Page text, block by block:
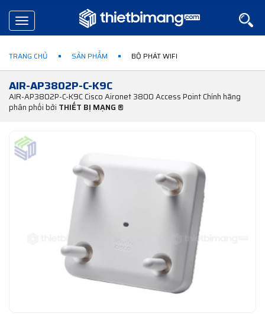
Toggle
navigation
TRANG CHỦ SẢN PHẨM BỘ PHÁT WIFI
AIR-AP3802P-C-K9C
AIR-AP3802P-C-K9C Cisco Aironet 3800 Access Point Chính hãng
phân phối bởi THIẾT BỊ MẠNG ®